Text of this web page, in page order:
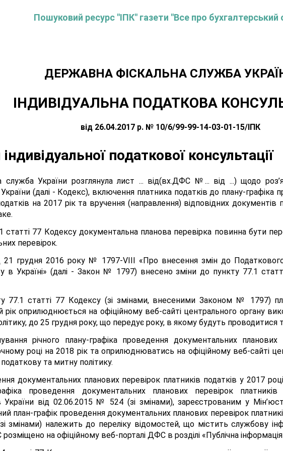
Пошуковий ресурс "ІПК" газети "Все про бухгалтерський
ДЕРЖАВНА ФІСКАЛЬНА СЛУЖБА
ІНДИВІДУАЛЬНА ПОДАТКОВА
від 26.04.2017 р. № 10/6/99-99-14-03-01-15/ІПК
податкової консультації
служба України розглянула лист ... від(вх.ДФС №... від ...) щодо
(далі - Кодекс), включення платника податків до плану-графіка
на 2017 рік та вручення (направлення) відповідних
статті 77 Кодексу документальна планова перевірка повинна бути
перевірок.
21 грудня 2016 року № 1797-VІІІ «Про внесення змін до
в Україні» (далі - Закон № 1797) внесено зміни до пункту 77.1
77.1 статті 77 Кодексу (зі змінами, внесеними Законом № 1797)
рік оприлюднюється на офіційному веб-сайті центрального органу
до 25 грудня року, що передує року, в якому будуть проводитися
річного плану-графіка проведення документальних планових
році на 2018 рік та оприлюднюватись на офіційному веб-сайті
та митну політику.
документальних планових перевірок платників податків у 2017
проведення документальних планових перевірок
України від 02.06.2015 № 524 (зі змінами), зареєстрованим у
план-графік проведення документальних планових перевірок
змінами) належить до переліку відомостей, що містить службову
на офіційному веб-порталі ДФС в розділі «Публічна